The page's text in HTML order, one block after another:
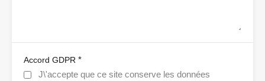
Accord GDPR *
J\'accepte que ce site conserve les données